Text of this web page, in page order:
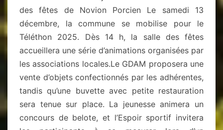
des fêtes de Novion Porcien Le samedi 13
décembre, la commune se mobilise pour le
Téléthon 2025. Dès 14 h, la salle des fêtes
accueillera une série d’animations organisées par
les associations locales.Le GDAM proposera une
vente d’objets confectionnés par les adhérentes,
tandis qu’une buvette avec petite restauration
sera tenue sur place. La jeunesse animera un
concours de belote, et l’Espoir sportif invitera